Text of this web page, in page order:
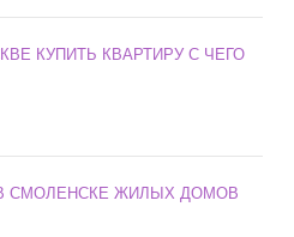
КУПИТЬ КВАРТИРУ С ЧЕГО
СМОЛЕНСКЕ ЖИЛЫХ ДОМОВ